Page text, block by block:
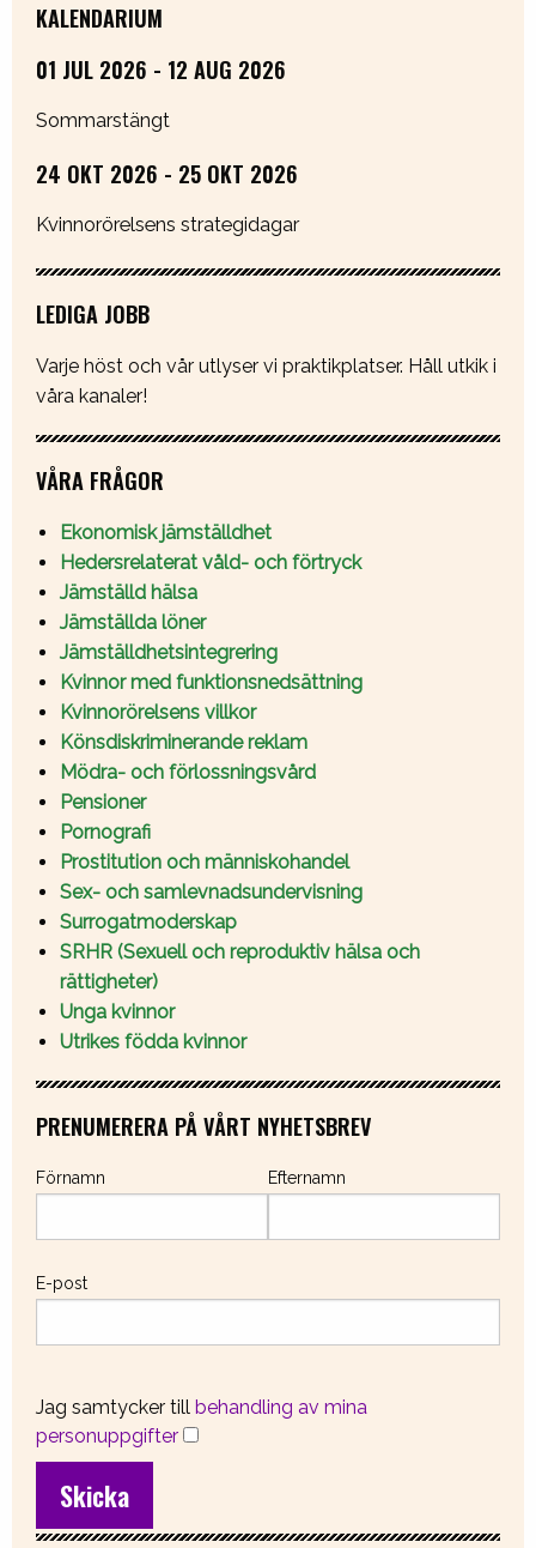
KALENDARIUM
01 JUL 2026 - 12 AUG 2026
Sommarstängt
24 OKT 2026 - 25 OKT 2026
Kvinnorörelsens strategidagar
LEDIGA JOBB
Varje höst och vår utlyser vi praktikplatser. Håll utkik i
våra kanaler!
VÅRA FRÅGOR
Ekonomisk jämställdhet
Hedersrelaterat våld- och förtryck
Jämställd hälsa
Jämställda löner
Jämställdhetsintegrering
Kvinnor med funktionsnedsättning
Kvinnorörelsens villkor
Könsdiskriminerande reklam
Mödra- och förlossningsvård
Pensioner
Pornografi
Prostitution och människohandel
Sex- och samlevnadsundervisning
Surrogatmoderskap
SRHR (Sexuell och reproduktiv hälsa och
rättigheter)
Unga kvinnor
Utrikes födda kvinnor
PRENUMERERA PÅ VÅRT NYHETSBREV
Förnamn Efternamn
E-post
Jag samtycker till behandling av mina
personuppgifter